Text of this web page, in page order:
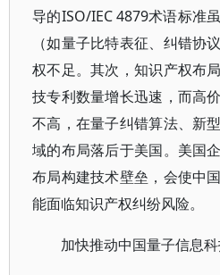
导的ISO/IEC 4879术语标准
（如量子比特表征、纠错协
权不足。其次，知识产权布
技专利数量增长迅速，而高
不高，在量子纠错算法、新
域的布局落后于美国。美国
布局构建技术壁垒，会使中
能面临知识产权纠纷风险。
加快推动中国量子信息